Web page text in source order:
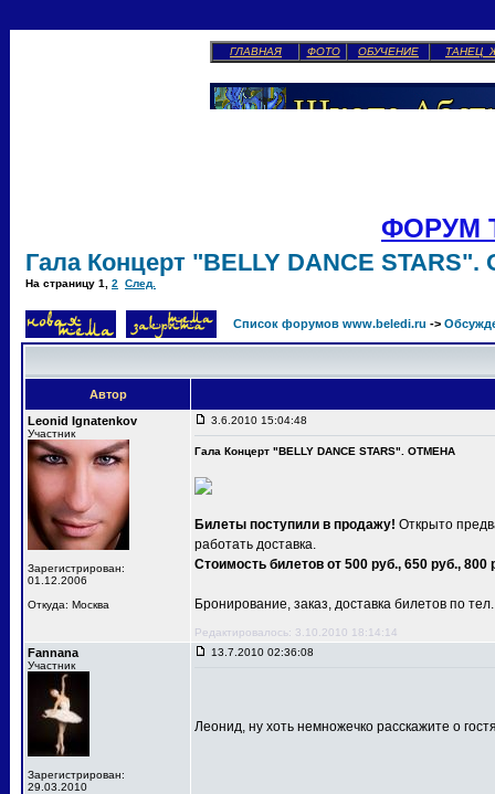
ГЛАВНАЯ ФОТО ОБУЧЕНИЕ ТАНЕЦ
ФОРУМ
Гала Концерт "BELLY DANCE
На страницу 1 2 След.
Список форумов www.beledi.ru ->
Автор
Leonid Ignatenkov
Участник
Зарегистрирован:
01.12.2006
Откуда: Москва
3.6.2010 15:04:48
Гала Концерт "BELLY DANCE STARS". ОТМЕНА
Билеты поступили в продажу! Открыто
работать доставка.
Стоимость билетов от 500 руб., 650 руб., 800
Бронирование, заказ, доставка билетов по
Редактировалось: 3.10.2010 18:14:14
Fannana
Участник
Зарегистрирован:
29.03.2010
13.7.2010 02:36:08
Леонид, ну хоть немножечко расскажите о